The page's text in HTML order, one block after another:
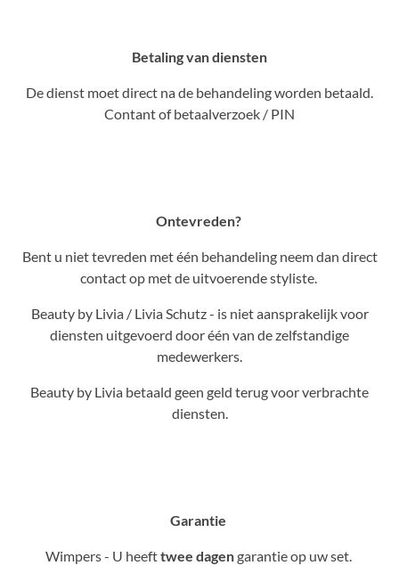
Betaling van diensten
De dienst moet direct na de behandeling worden betaald.
Contant of betaalverzoek / PIN
Ontevreden?
Bent u niet tevreden met één behandeling neem dan direct
contact op met de uitvoerende styliste.
Beauty by Livia / Livia Schutz - is niet aansprakelijk voor
diensten uitgevoerd door één van de zelfstandige
medewerkers.
Beauty by Livia betaald geen geld terug voor verbrachte
diensten.
Garantie
Wimpers - U heefttwee dagengarantie op uw set.